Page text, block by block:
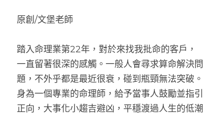
原創/文堡老師
踏入命理業第22年，對於來找我批命的客戶，
一直留著很深的感觸。一般人會尋求算命解決問
題，不外乎都是最近很衰，碰到瓶頸無法突破。
身為一個專業的命理師，給予當事人鼓勵並指引
正向，大事化小趨吉避凶，平穩渡過人生的低潮